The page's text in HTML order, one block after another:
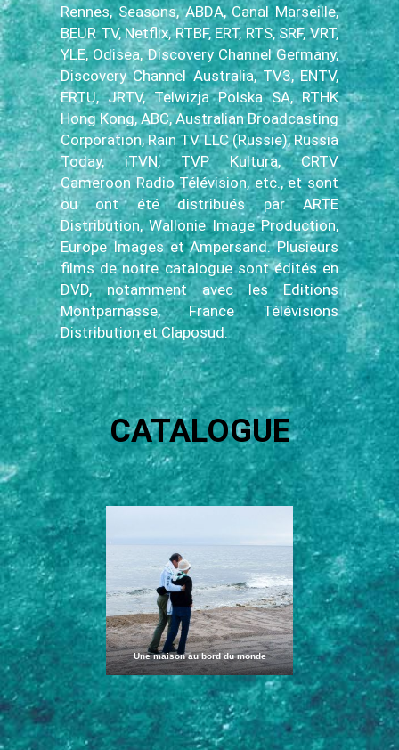
Rennes, Seasons, ABDA, Canal Marseille,
BEUR TV, Netflix, RTBF, ERT, RTS, SRF, VRT,
YLE, Odisea, Discovery Channel Germany,
Discovery Channel Australia, TV3, ENTV,
ERTU, JRTV, Telwizja Polska SA, RTHK
Hong Kong, ABC, Australian Broadcasting
Corporation, Rain TV LLC (Russie), Russia
Today, iTVN, TVP Kultura, CRTV
Cameroon Radio Télévision, etc., et sont
ou ont été distribués par ARTE
Distribution, Wallonie Image Production,
Europe Images et Ampersand. Plusieurs
films de notre catalogue sont édités en
DVD, notamment avec les Editions
Montparnasse, France Télévisions
Distribution et Claposud.
CATALOGUE
Une maison au bord du monde